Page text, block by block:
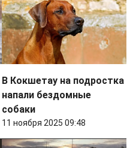
В Кокшетау на подростка
напали бездомные
собаки
11 ноября 2025 09:48